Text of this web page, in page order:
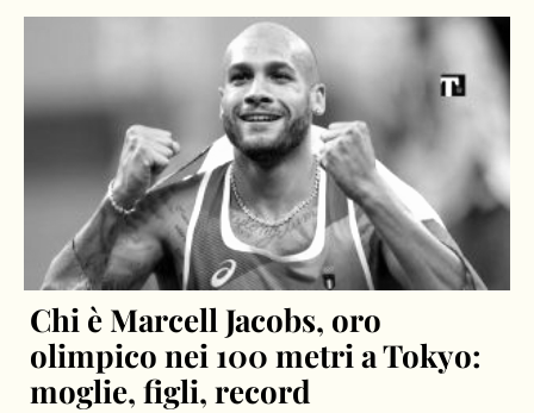
Chi è Marcell Jacobs, oro
olimpico nei 100 metri a Tokyo:
moglie, figli, record